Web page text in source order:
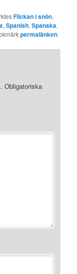
Flickan i snön,
,Spanish,Spanska,
permalänken.
Obligatoriska